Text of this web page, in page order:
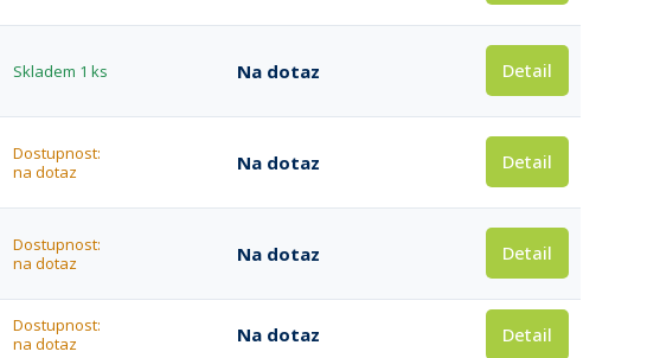
Skladem 1 ks Na dotaz Detail
Dostupnost:
na dotaz
Na dotaz Detail
Dostupnost:
na dotaz
Na dotaz Detail
Dostupnost:
na dotaz
Na dotaz Detail